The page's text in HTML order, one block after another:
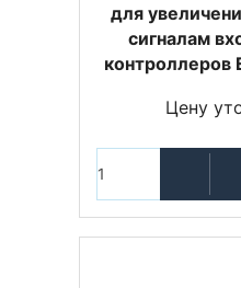
для
сигналам
контроллеров
Цену